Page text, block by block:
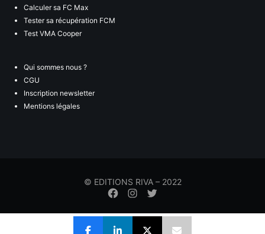
Calculer sa FC Max
Tester sa récupération FCM
Test VMA Cooper
Qui sommes nous ?
CGU
Inscription newsletter
Mentions légales
© EDITIONS RIVA – 2022
Élément
menude
de